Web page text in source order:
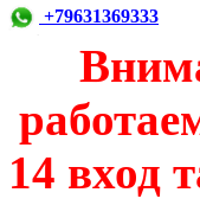
+79631369333
14 вход